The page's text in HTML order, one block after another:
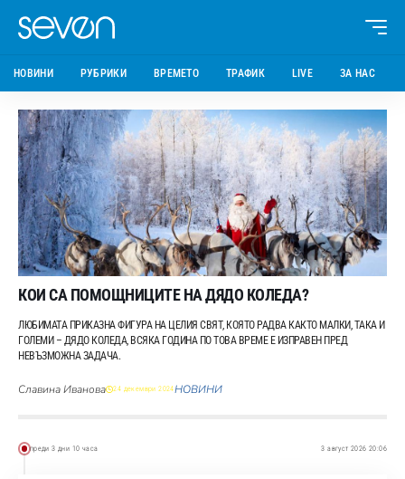
НОВИНИ РУБРИКИ ВРЕМЕТО ТРАФИК LIVE ЗА НАС
КОИ СА ПОМОЩНИЦИТЕ НА ДЯДО КОЛЕДА?
ЛЮБИМАТА ПРИКАЗНА ФИГУРА НА ЦЕЛИЯ СВЯТ, КОЯТО РАДВА КАКТО МАЛКИ, ТАКА И
ГОЛЕМИ – ДЯДО КОЛЕДА, ВСЯКА ГОДИНА ПО ТОВА ВРЕМЕ Е ИЗПРАВЕН ПРЕД
НЕВЪЗМОЖНА ЗАДАЧА.
Славина Иванова 24 декември 2024НОВИНИ
преди 3 дни 10 часа 3 август 2026 20:06